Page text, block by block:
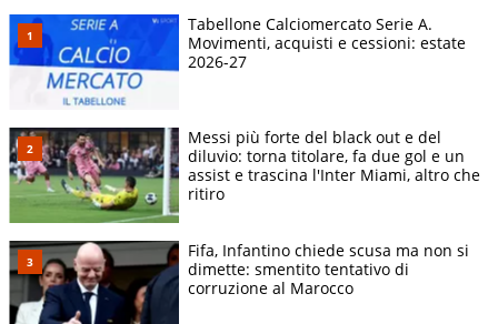
Tabellone Calciomercato Serie A.
Movimenti, acquisti e cessioni: estate
2026-27
Messi più forte del black out e del
diluvio: torna titolare, fa due gol e un
assist e trascina l'Inter Miami, altro che
ritiro
Fifa, Infantino chiede scusa ma non si
dimette: smentito tentativo di
corruzione al Marocco